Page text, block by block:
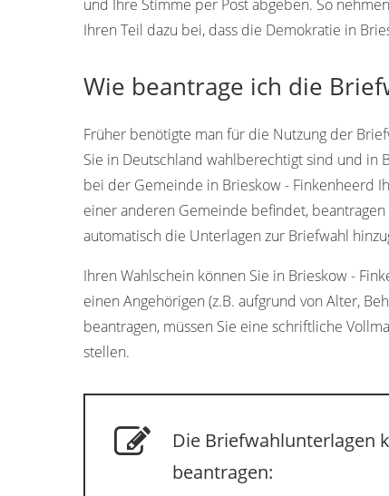
und Ihre Stimme per Post abgeben. So
Ihren Teil dazu bei, dass die Demokratie in
Wie beantrage ich die
Früher benötigte man für die Nutzung der
Sie in Deutschland wahlberechtigt sind und in
bei der Gemeinde in Brieskow - Finkenheerd
einer anderen Gemeinde befindet,
automatisch die Unterlagen zur Briefwahl
Ihren Wahlschein können Sie in Brieskow -
einen Angehörigen (z.B. aufgrund von Alter,
beantragen, müssen Sie eine schriftliche
stellen.
Die Briefwahlunterlagen
beantragen: